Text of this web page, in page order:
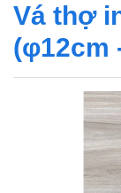
Vá thợ
(φ12cm